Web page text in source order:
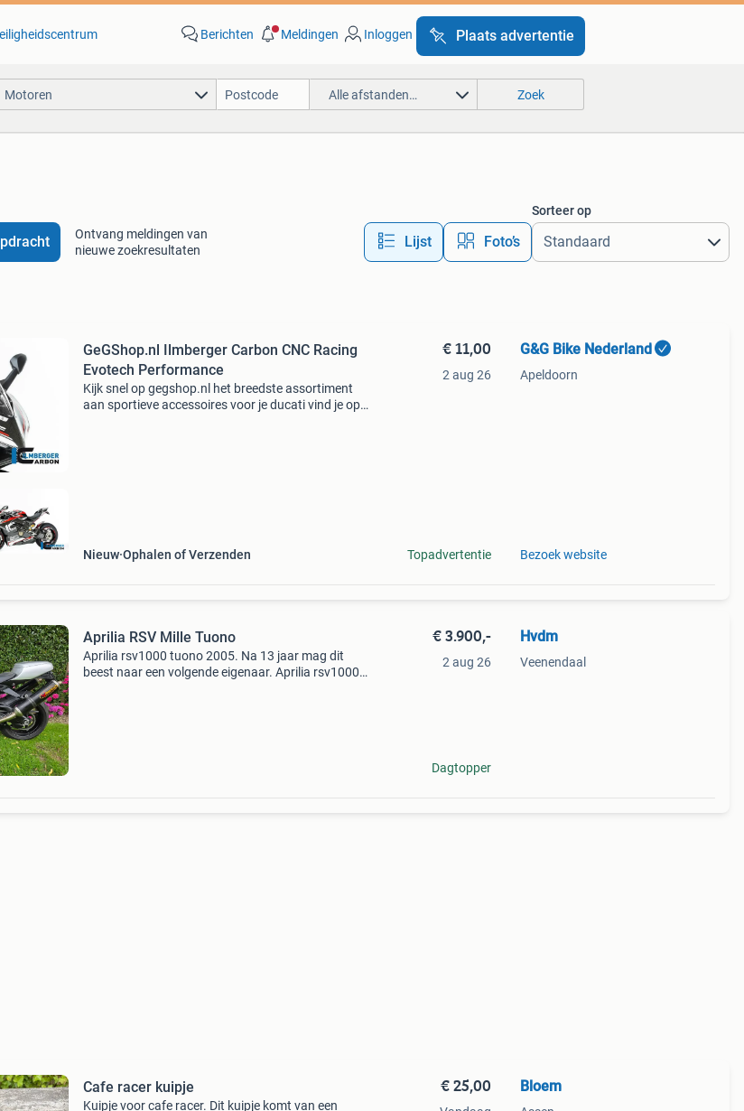
Berichten Meldingen Inloggen Plaats advertentie
Motoren Alle afstanden… Zoek
Ontvang meldingen van
nieuwe zoekresultaten
Lijst Foto’s
Sorteer op
GeGShop.nl Ilmberger Carbon CNC Racing
Evotech Performance
Kijk snel op gegshop.nl het breedste assortiment
aan sportieve accessoires voor je ducati vind je op
Nieuw Ophalen of Verzenden
€ 11,00
2 aug 26
Topadvertentie
G&G Bike Nederland
Apeldoorn
Bezoek website
Aprilia RSV Mille Tuono
Aprilia rsv1000 tuono 2005. Na 13 jaar mag dit
beest naar een volgende eigenaar. Aprilia rsv1000
€ 3.900,-
2 aug 26
Dagtopper
Hvdm
Veenendaal
Cafe racer kuipje
Kuipje voor cafe racer. Dit kuipje komt van een
€ 25,00 Bloem